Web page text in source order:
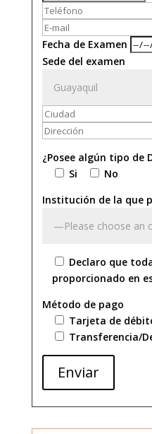
Fecha de Examen
Sede del examen
¿Posee algún tipo de
Si
No
Institución de la que
Declaro que
proporcionado en
Método de pago
Tarjeta de
Transferencia/
Enviar